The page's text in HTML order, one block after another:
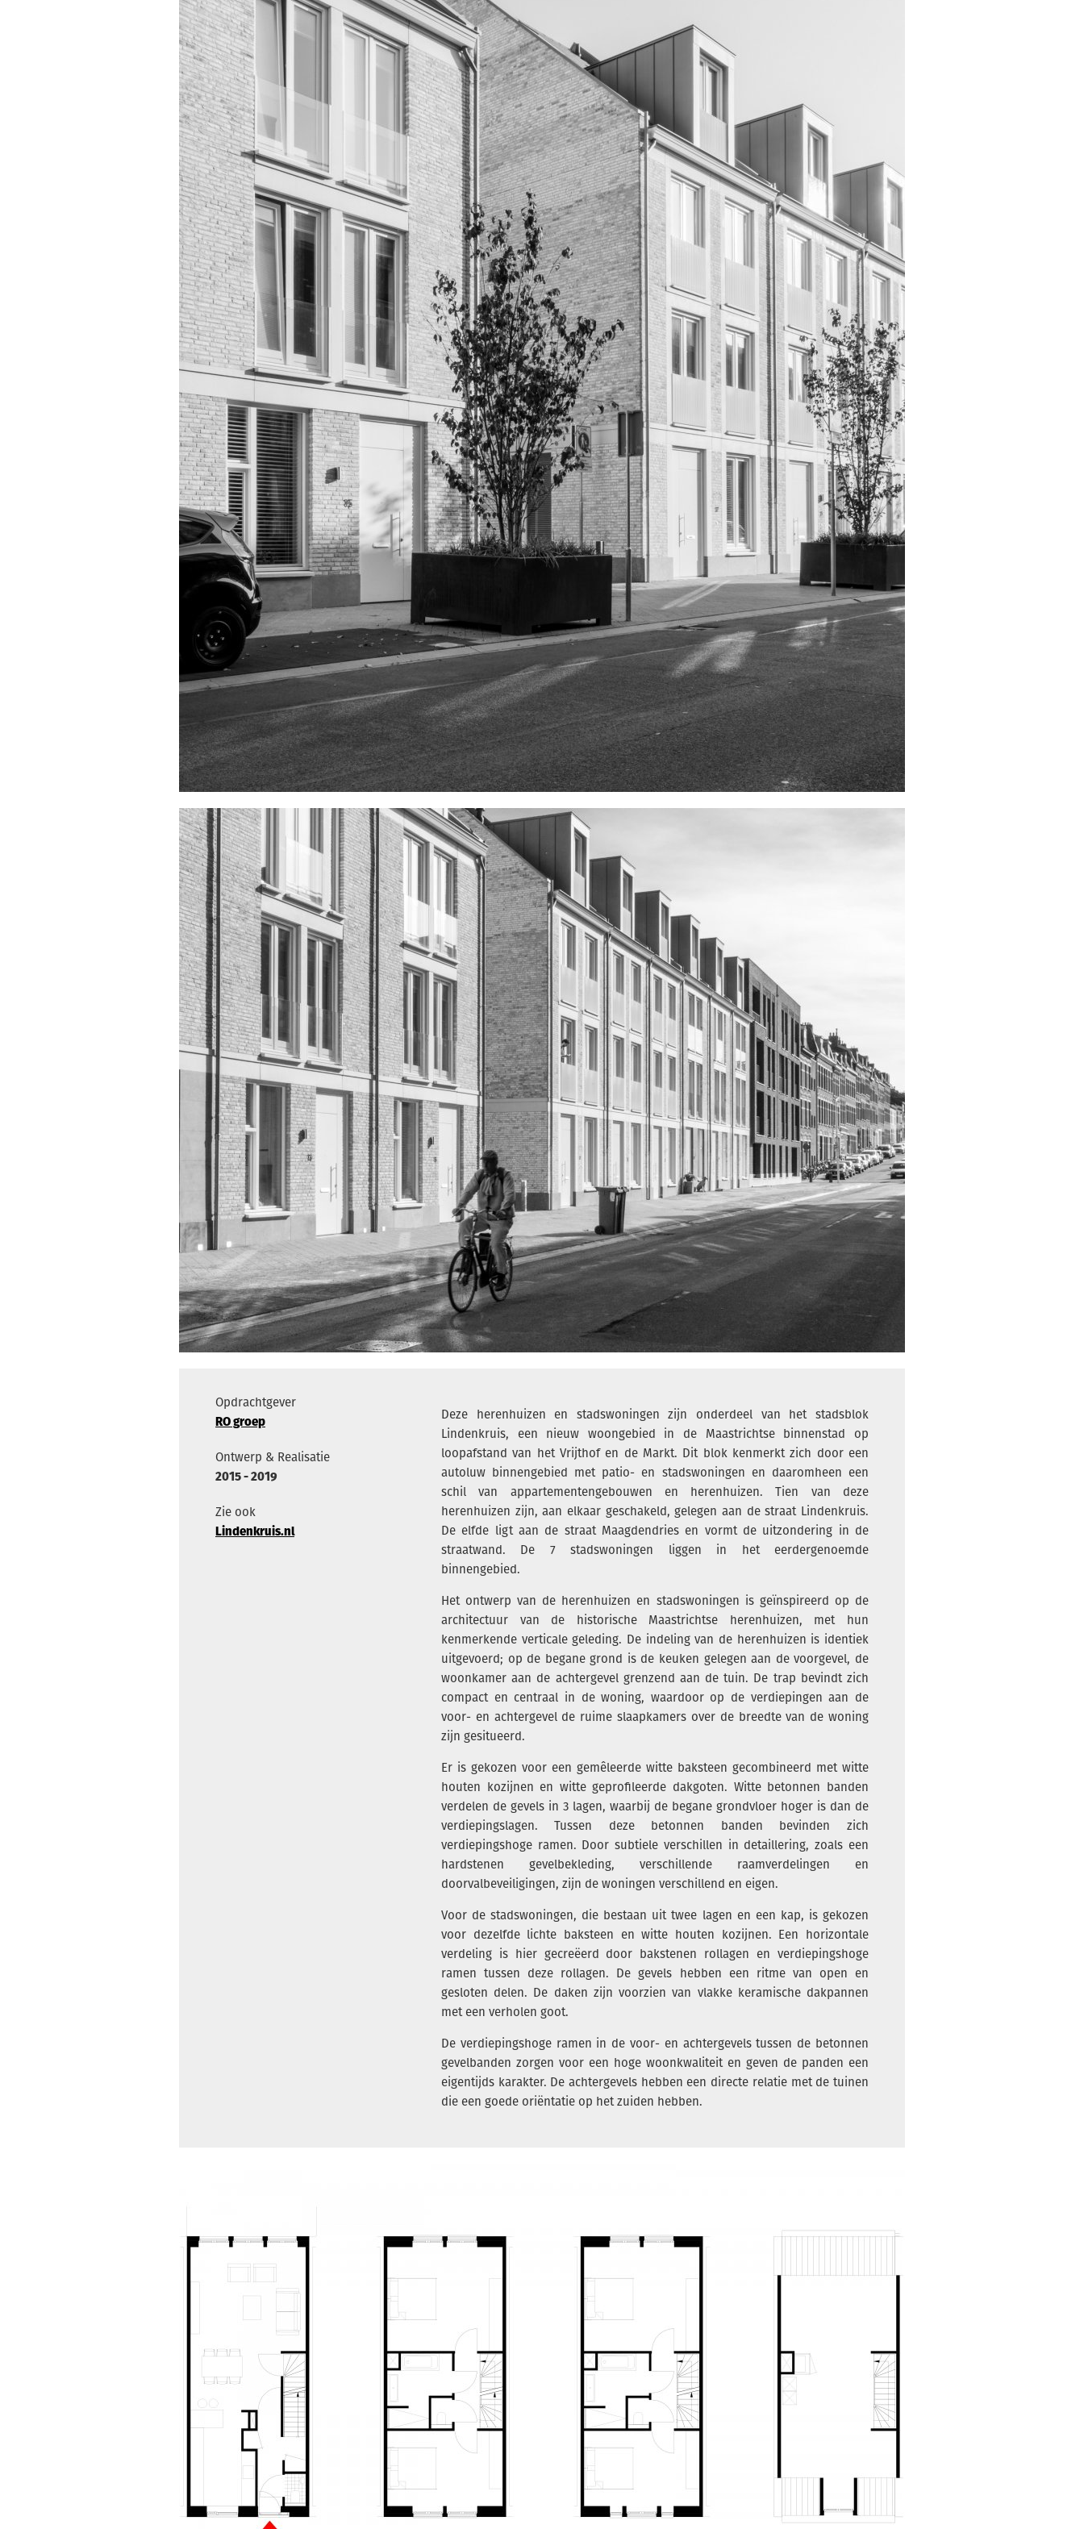
Opdrachtgever
RO groep
Ontwerp & Realisatie
2015 - 2019
Zie ook
Lindenkruis.nl
Deze herenhuizen en stadswoningen zijn onderdeel van het stadsblok
Lindenkruis, een nieuw woongebied in de Maastrichtse binnenstad op
loopafstand van het Vrijthof en de Markt. Dit blok kenmerkt zich door een
autoluw binnengebied met patio- en stadswoningen en daaromheen een
schil van appartementengebouwen en herenhuizen. Tien van deze
herenhuizen zijn, aan elkaar geschakeld, gelegen aan de straat Lindenkruis.
De elfde ligt aan de straat Maagdendries en vormt de uitzondering in de
straatwand. De 7 stadswoningen liggen in het eerdergenoemde
binnengebied.
Het ontwerp van de herenhuizen en stadswoningen is geïnspireerd op de
architectuur van de historische Maastrichtse herenhuizen, met hun
kenmerkende verticale geleding. De indeling van de herenhuizen is identiek
uitgevoerd; op de begane grond is de keuken gelegen aan de voorgevel, de
woonkamer aan de achtergevel grenzend aan de tuin. De trap bevindt zich
compact en centraal in de woning, waardoor op de verdiepingen aan de
voor- en achtergevel de ruime slaapkamers over de breedte van de woning
zijn gesitueerd.
Er is gekozen voor een gemêleerde witte baksteen gecombineerd met witte
houten kozijnen en witte geprofileerde dakgoten. Witte betonnen banden
verdelen de gevels in 3 lagen, waarbij de begane grondvloer hoger is dan de
verdiepingslagen. Tussen deze betonnen banden bevinden zich
verdiepingshoge ramen. Door subtiele verschillen in detaillering, zoals een
hardstenen gevelbekleding, verschillende raamverdelingen en
doorvalbeveiligingen, zijn de woningen verschillend en eigen.
Voor de stadswoningen, die bestaan uit twee lagen en een kap, is gekozen
voor dezelfde lichte baksteen en witte houten kozijnen. Een horizontale
verdeling is hier gecreëerd door bakstenen rollagen en verdiepingshoge
ramen tussen deze rollagen. De gevels hebben een ritme van open en
gesloten delen. De daken zijn voorzien van vlakke keramische dakpannen
met een verholen goot.
De verdiepingshoge ramen in de voor- en achtergevels tussen de betonnen
gevelbanden zorgen voor een hoge woonkwaliteit en geven de panden een
eigentijds karakter. De achtergevels hebben een directe relatie met de tuinen
die een goede oriëntatie op het zuiden hebben.